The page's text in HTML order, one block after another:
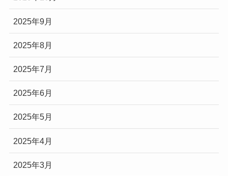
2025年9月
2025年8月
2025年7月
2025年6月
2025年5月
2025年4月
2025年3月